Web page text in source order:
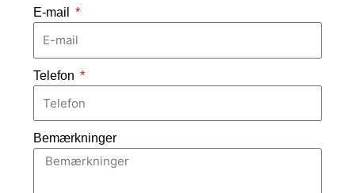
E-mail
Telefon
Bemærkninger